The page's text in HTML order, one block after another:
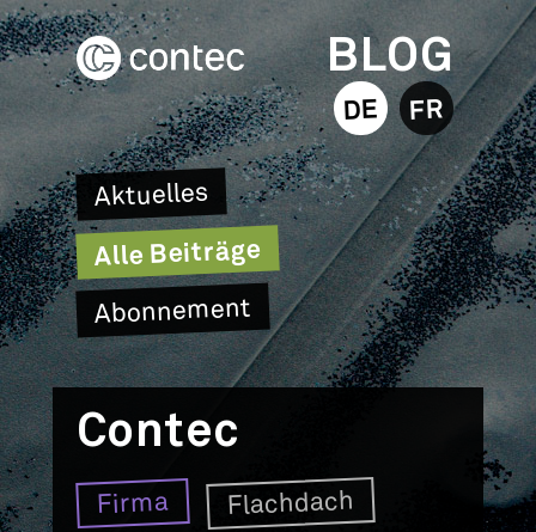
BLOG
DE FR
Aktuelles
Alle Beiträge
Abonnement
Contec
Firma Flachdach